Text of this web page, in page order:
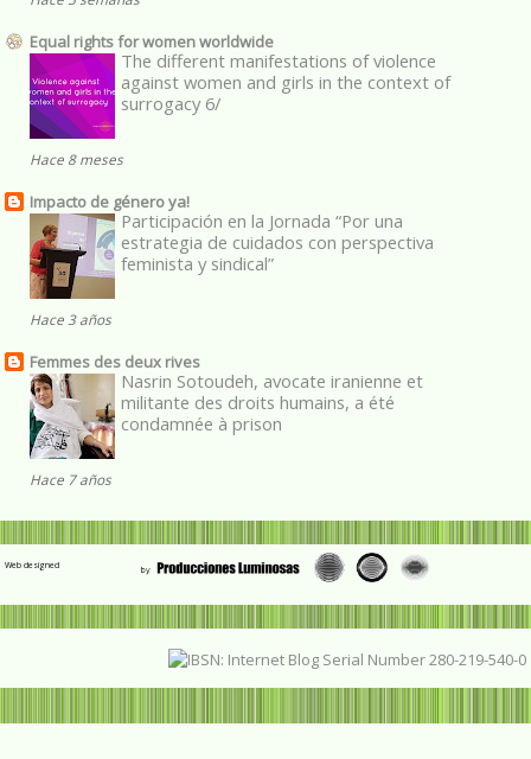
Equal rights for women worldwide
The different manifestations of violence
against women and girls in the context of
surrogacy 6/
Hace 8 meses
Impacto de género ya!
Participación en la Jornada “Por una
estrategia de cuidados con perspectiva
feminista y sindical”
Hace 3 años
Femmes des deux rives
Nasrin Sotoudeh, avocate iranienne et
militante des droits humains, a été
condamnée à prison
Hace 7 años
Web designed